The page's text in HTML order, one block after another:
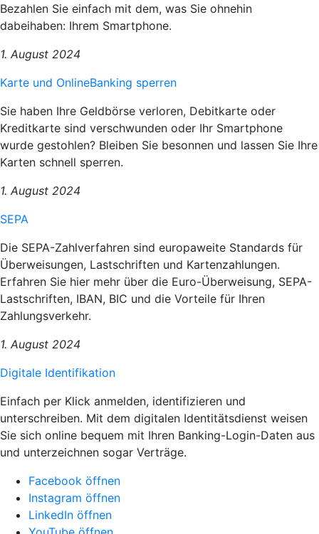
Bezahlen Sie einfach mit dem, was Sie ohnehin
dabeihaben: Ihrem Smartphone.
1. August 2024
Karte und OnlineBanking sperren
Sie haben Ihre Geldbörse verloren, Debitkarte oder
Kreditkarte sind verschwunden oder Ihr Smartphone
wurde gestohlen? Bleiben Sie besonnen und lassen Sie Ihre
Karten schnell sperren.
1. August 2024
SEPA
Die SEPA-Zahlverfahren sind europaweite Standards für
Überweisungen, Lastschriften und Kartenzahlungen.
Erfahren Sie hier mehr über die Euro-Überweisung, SEPA-
Lastschriften, IBAN, BIC und die Vorteile für Ihren
Zahlungsverkehr.
1. August 2024
Digitale Identifikation
Einfach per Klick anmelden, identifizieren und
unterschreiben. Mit dem digitalen Identitätsdienst weisen
Sie sich online bequem mit Ihren Banking-Login-Daten aus
und unterzeichnen sogar Verträge.
Facebook öffnen
Instagram öffnen
LinkedIn öffnen